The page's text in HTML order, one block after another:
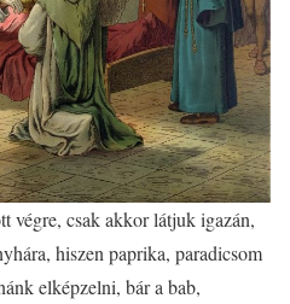
végre, csak akkor látjuk igazán,
hiszen paprika, paradicsom
elképzelni, bár a bab,